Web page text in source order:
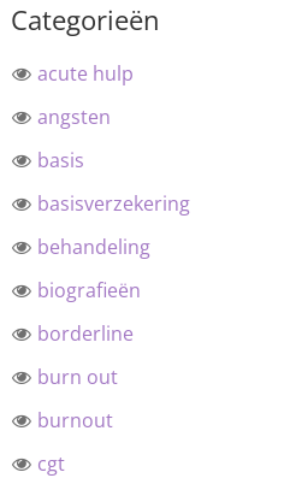
Categorieën
acute hulp
angsten
basis
basisverzekering
behandeling
biografieën
borderline
burn out
burnout
cgt